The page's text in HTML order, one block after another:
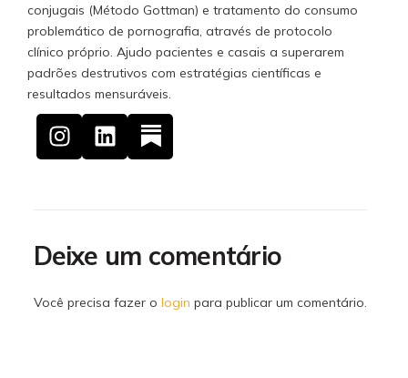
conjugais (Método Gottman) e tratamento do consumo
problemático de pornografia, através de protocolo
clínico próprio. Ajudo pacientes e casais a superarem
padrões destrutivos com estratégias científicas e
resultados mensuráveis.
Deixe um comentário
Você precisa fazer o login para publicar um comentário.